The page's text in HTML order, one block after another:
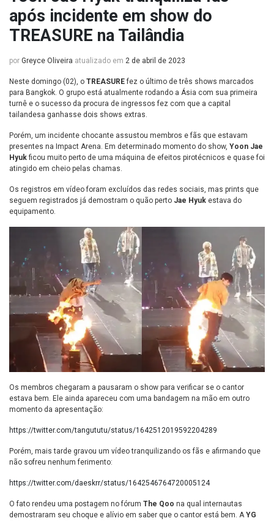
após incidente em show do
TREASURE na Tailândia
por Greyce Oliveira atualizado em 2 de abril de 2023
Neste domingo (02), o TREASUREfez o último de três shows marcados
para Bangkok. O grupo está atualmente rodando a Ásia com sua primeira
turnê e o sucesso da procura de ingressos fez com que a capital
tailandesa ganhasse dois shows extras.
Porém, um incidente chocante assustou membros e fãs que estavam
presentes na Impact Arena. Em determinado momento do show, Yoon Jae
Hyukficou muito perto de uma máquina de efeitos pirotécnicos e quase foi
atingido em cheio pelas chamas.
Os registros em vídeo foram excluídos das redes sociais, mas prints que
seguem registrados já demostram o quão perto Jae Hyuk estava do
equipamento.
Os membros chegaram a pausaram o show para verificar se o cantor
estava bem. Ele ainda apareceu com uma bandagem na mão em outro
momento da apresentação:
https://twitter.com/tangututu/status/1642512019592204289
Porém, mais tarde gravou um vídeo tranquilizando os fãs e afirmando que
não sofreu nenhum ferimento:
https://twitter.com/daeskrr/status/1642546764720005124
O fato rendeu uma postagem no fórum The Qoo na qual internautas
demostraram seu choque e alívio em saber que o cantor está bem. AYG